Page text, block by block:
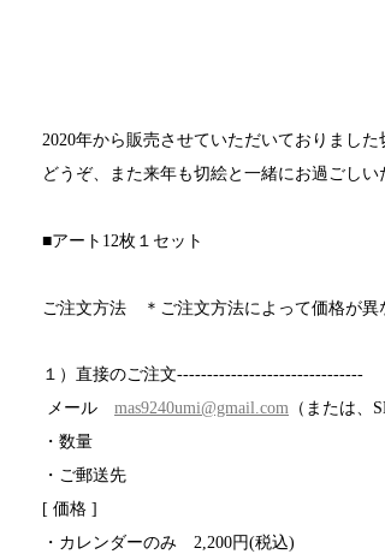
2020年から販売させていただいておりまし
どうぞ、また来年も切絵と一緒にお過ごしい
■アート12枚１セット
ご注文方法　＊ご注文方法によって価格が異
１）直接のご注文-------------------------------
メール mas9240umi@gmail.com （または、
・数量
・ご郵送先
[ 価格 ]
・カレンダーのみ　2,200円(税込)